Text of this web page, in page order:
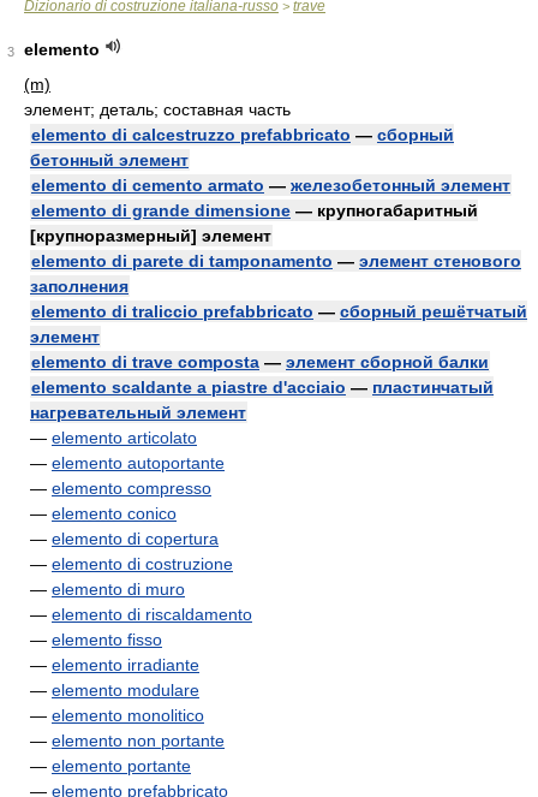
Dizionario di costruzione italiana-russo > trave
3
elemento
(m)
элемент; деталь; составная часть
elemento di calcestruzzo prefabbricato — сборный
бетонный элемент
elemento di cemento armato — железобетонный элемент
elemento di grande dimensione — крупногабаритный
[крупноразмерный] элемент
elemento di parete di tamponamento — элемент стенового
заполнения
elemento di traliccio prefabbricato — сборный решётчатый
элемент
elemento di trave composta — элемент сборной балки
elemento scaldante a piastre d'acciaio — пластинчатый
нагревательный элемент
— elemento articolato
— elemento autoportante
— elemento compresso
— elemento conico
— elemento di copertura
— elemento di costruzione
— elemento di muro
— elemento di riscaldamento
— elemento fisso
— elemento irradiante
— elemento modulare
— elemento monolitico
— elemento non portante
— elemento portante
— elemento prefabbricato